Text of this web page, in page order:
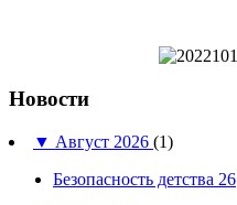
Новости
▼ Август 2026 (1)
Безопасность детства 26